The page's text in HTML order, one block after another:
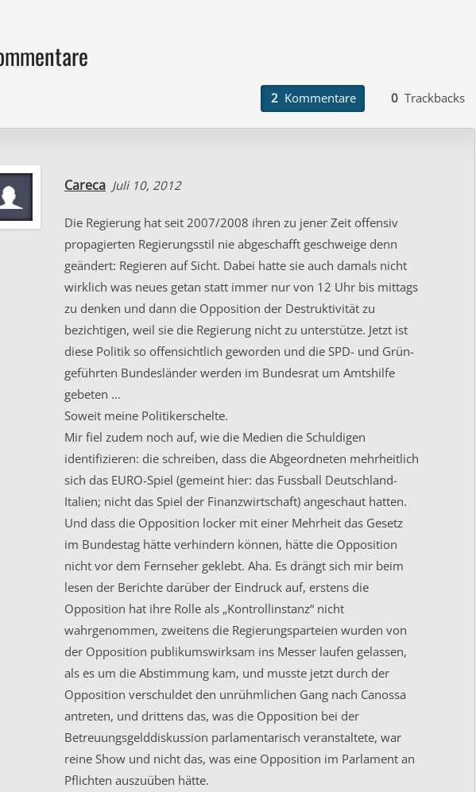
2 Kommentare 0 Trackbacks
Careca Juli 10, 2012
Die Regierung hat seit 2007/2008 ihren zu jener Zeit offensiv
propagierten Regierungsstil nie abgeschafft geschweige denn
geändert: Regieren auf Sicht. Dabei hatte sie auch damals nicht
wirklich was neues getan statt immer nur von 12 Uhr bis mittags
zu denken und dann die Opposition der Destruktivität zu
bezichtigen, weil sie die Regierung nicht zu unterstütze. Jetzt ist
diese Politik so offensichtlich geworden und die SPD- und Grün-
geführten Bundesländer werden im Bundesrat um Amtshilfe
gebeten …
Soweit meine Politikerschelte.
Mir fiel zudem noch auf, wie die Medien die Schuldigen
identifizieren: die schreiben, dass die Abgeordneten mehrheitlich
sich das EURO-Spiel (gemeint hier: das Fussball Deutschland-
Italien; nicht das Spiel der Finanzwirtschaft) angeschaut hatten.
Und dass die Opposition locker mit einer Mehrheit das Gesetz
im Bundestag hätte verhindern können, hätte die Opposition
nicht vor dem Fernseher geklebt. Aha. Es drängt sich mir beim
lesen der Berichte darüber der Eindruck auf, erstens die
Opposition hat ihre Rolle als „Kontrollinstanz“ nicht
wahrgenommen, zweitens die Regierungsparteien wurden von
der Opposition publikumswirksam ins Messer laufen gelassen,
als es um die Abstimmung kam, und musste jetzt durch der
Opposition verschuldet den unrühmlichen Gang nach Canossa
antreten, und drittens das, was die Opposition bei der
Betreuungsgelddiskussion parlamentarisch veranstaltete, war
reine Show und nicht das, was eine Opposition im Parlament an
Pflichten auszuüben hätte.